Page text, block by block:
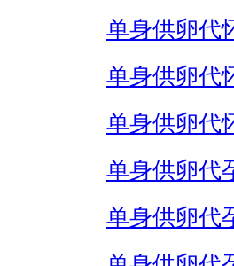
单身供卵代
单身供卵代
单身供卵代
单身供卵代
单身供卵代